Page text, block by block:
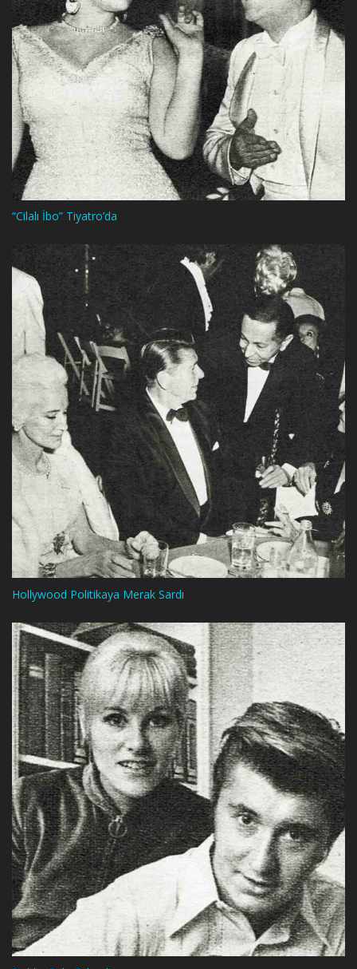
“Cilalı İbo” Tiyatro’da
Hollywood Politikaya Merak Sardı